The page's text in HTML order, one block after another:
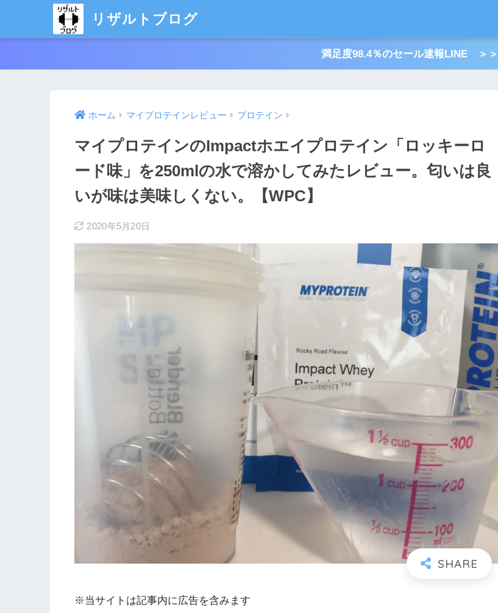
リザルトブログ
満足度98.4％のセール速報LINE ＞＞
ホーム マイプロテインレビュー プロテイン
マイプロテインのImpactホエイプロテイン「ロッキーロ
ード味」を250mlの水で溶かしてみたレビュー。匂いは良
いが味は美味しくない。【WPC】
2020年5月20日
※当サイトは記事内に広告を含みます